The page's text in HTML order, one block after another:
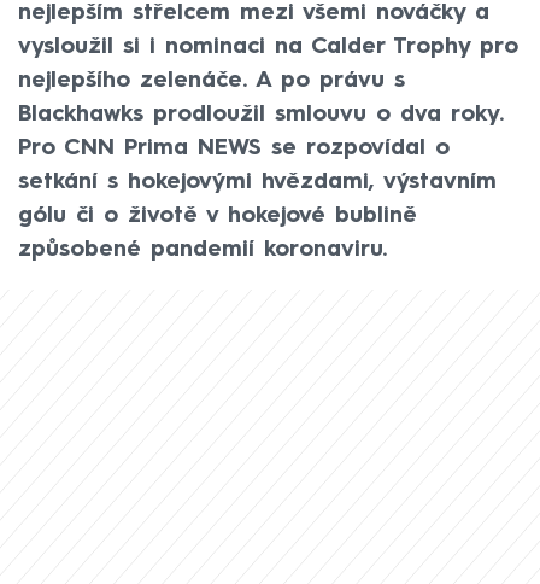
nejlepším střelcem mezi všemi nováčky a
vysloužil si i nominaci na Calder Trophy pro
nejlepšího zelenáče. A po právu s
Blackhawks prodloužil smlouvu o dva roky.
Pro CNN Prima NEWS se rozpovídal o
setkání s hokejovými hvězdami, výstavním
gólu či o životě v hokejové bublině
způsobené pandemií koronaviru.